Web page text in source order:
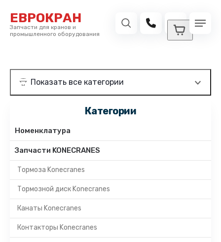
ЕВРОКРАН
Запчасти для кранов и
промышленного оборудования
Категории
Номенклатура
Запчасти KONECRANES
Тормоза Konecranes
Тормозной диск Konecranes
Канаты Konecranes
Контакторы Konecranes